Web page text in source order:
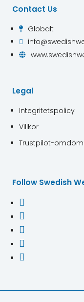
Contact Us
 Globalt


Legal
Integritetspolicy
Villkor
Trustpilot-
Follow Swedish




